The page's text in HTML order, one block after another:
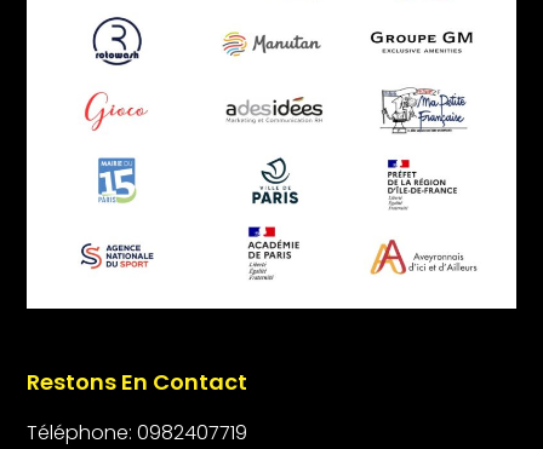
Restons En Contact
Téléphone: 0982407719